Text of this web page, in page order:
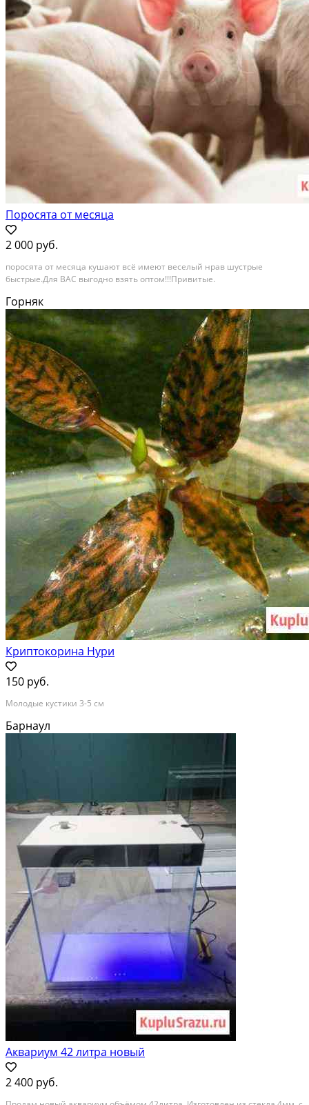
Поросята от месяца
2 000 руб.
поросята от месяца кушают всё имеют веселый нрав шустрые
быстрые.Для ВАС выгодно взять оптом!!!Привитые.
Горняк
Криптокорина Нури
150 руб.
Молодые кустики 3-5 см
Барнаул
Аквариум 42 литра новый
2 400 руб.